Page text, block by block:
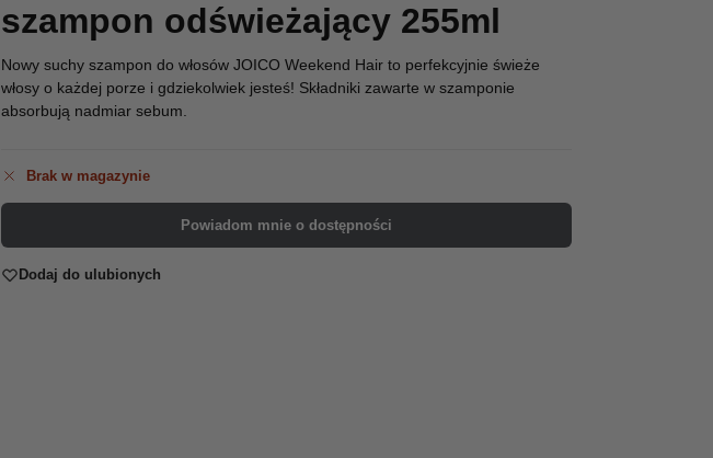
szampon odświeżający 255ml
Nowy suchy szampon do włosów JOICO Weekend Hair to perfekcyjnie świeże
włosy o każdej porze i gdziekolwiek jesteś! Składniki zawarte w szamponie
absorbują nadmiar sebum.
Brak w magazynie
Powiadom mnie o dostępności
Dodaj do ulubionych